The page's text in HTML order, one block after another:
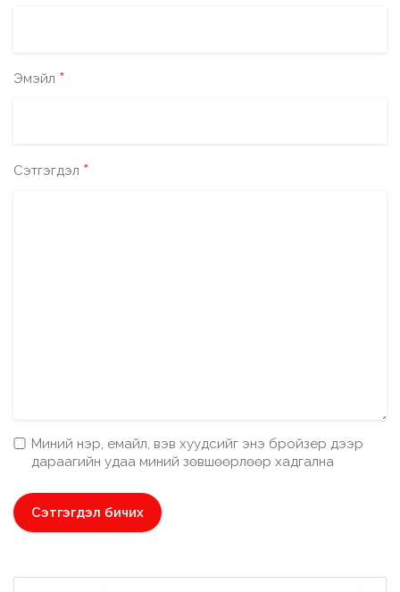
Эмэйл *
Сэтгэгдэл *
Миний нэр, емайл, вэв хуудсийг энэ бройзер дээр
дараагийн удаа миний зөвшөөрлөөр хадгална